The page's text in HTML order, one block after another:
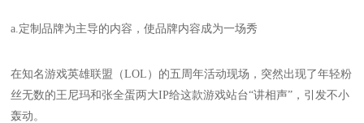
a.定制品牌为主导的内容，使品牌内容成为一场秀
在知名游戏英雄联盟（LOL）的五周年活动现场，突然出现了年轻粉
丝无数的王尼玛和张全蛋两大IP给这款游戏站台“讲相声”，引发不小
轰动。